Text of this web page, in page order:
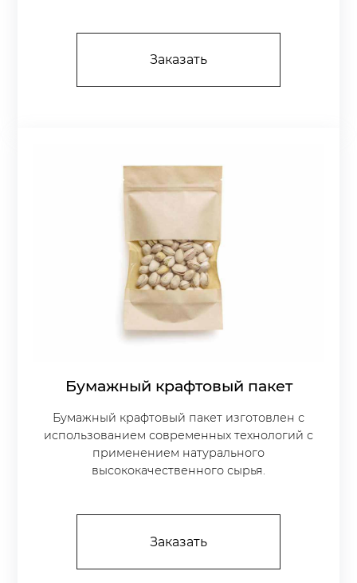
Заказать
Бумажный крафтовый пакет
Бумажный крафтовый пакет изготовлен с
использованием современных технологий с
применением натурального
высококачественного сырья.
Заказать